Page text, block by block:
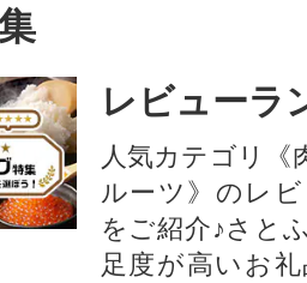
(さつま
も、人
、白菜
!野菜ジ
ど野菜
ドア、
ーベキ
けま
レビューラ
人気カテゴリ《
ルーツ》のレ
をご紹介♪さと
足度が高いお